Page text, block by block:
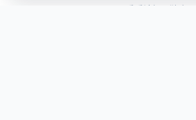
© 2026 LLBBS 乐乐论坛 · 独立开